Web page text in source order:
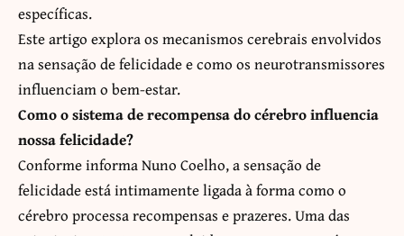
específicas.
Este artigo explora os mecanismos cerebrais envolvidos
na sensação de felicidade e como os neurotransmissores
influenciam o bem-estar.
Como o sistema de recompensa do cérebro influencia
nossa felicidade?
Conforme informa Nuno Coelho, a sensação de
felicidade está intimamente ligada à forma como o
cérebro processa recompensas e prazeres. Uma das